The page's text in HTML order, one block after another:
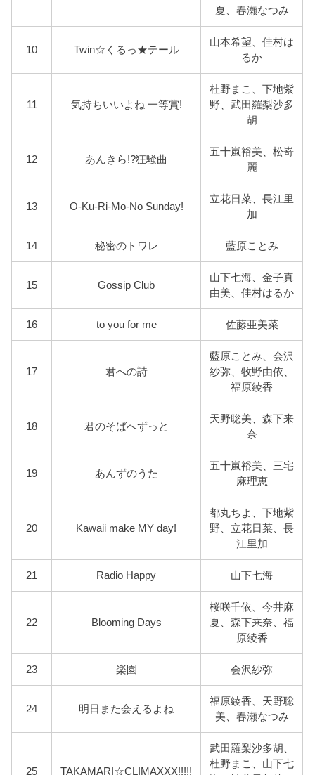
夏、春瀬なつみ
10 Twin☆くるっ★テール
山本希望、佳村は
るか
11 気持ちいいよね 一等賞!
杜野まこ、下地紫
野、武田羅梨沙多
胡
12 あんきら!?狂騒曲
五十嵐裕美、松嵜
麗
13 O-Ku-Ri-Mo-No Sunday!
立花日菜、長江里
加
14 秘密のトワレ 藍原ことみ
15 Gossip Club
山下七海、金子真
由美、佳村はるか
16 to you for me 佐藤亜美菜
17 君への詩
藍原ことみ、会沢
紗弥、牧野由依、
福原綾香
18 君のそばへずっと
天野聡美、森下来
奈
19 あんずのうた
五十嵐裕美、三宅
麻理恵
20 Kawaii make MY day!
都丸ちよ、下地紫
野、立花日菜、長
江里加
21 Radio Happy 山下七海
22 Blooming Days
桜咲千依、今井麻
夏、森下来奈、福
原綾香
23 楽園 会沢紗弥
24 明日また会えるよね
福原綾香、天野聡
美、春瀬なつみ
25 TAKAMARI☆CLIMAXXX!!!!!
武田羅梨沙多胡、
杜野まこ、山下七